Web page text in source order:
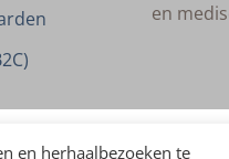
en
en herhaalbezoeken te